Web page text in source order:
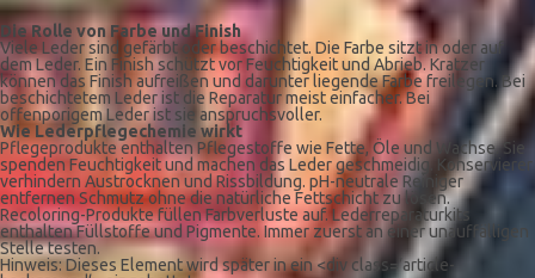
Die Rolle von Farbe und Finish
Viele Leder sind gefärbt oder beschichtet. Die Farbe sitzt in oder auf
dem Leder. Ein Finish schützt vor Feuchtigkeit und Abrieb. Kratzer
können das Finish aufreißen und darunter liegende Farbe freilegen. Bei
beschichtetem Leder ist die Reparatur meist einfacher. Bei
offenporigem Leder ist sie anspruchsvoller.
Wie Lederpflegechemie wirkt
Pflegeprodukte enthalten Pflegestoffe wie Fette, Öle und Wachse. Sie
spenden Feuchtigkeit und machen das Leder geschmeidig. Konservierer
verhindern Austrocknen und Rissbildung. pH-neutrale Reiniger
entfernen Schmutz ohne die natürliche Fettschicht zu lösen.
Recoloring-Produkte füllen Farbverluste auf. Lederreparaturkits
enthalten Füllstoffe und Pigmente. Immer zuerst an einer unauffälligen
Stelle testen.
Hinweis: Dieses Element wird später in ein <div class=’article-